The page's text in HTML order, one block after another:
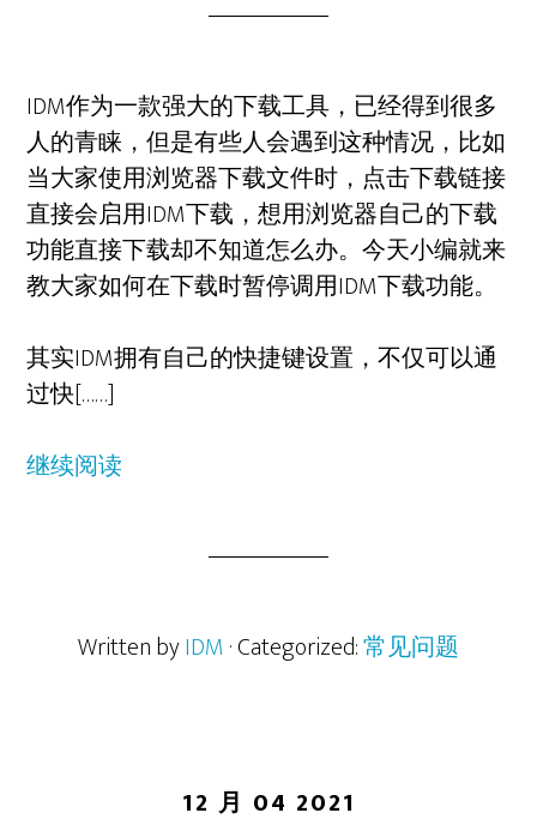
IDM作为一款强大的下载工具，已经得到很多
人的青睐，但是有些人会遇到这种情况，比如
当大家使用浏览器下载文件时，点击下载链接
直接会启用IDM下载，想用浏览器自己的下载
功能直接下载却不知道怎么办。今天小编就来
教大家如何在下载时暂停调用IDM下载功能。
其实IDM拥有自己的快捷键设置，不仅可以通
过快[……]
继续阅读
Written byIDM · Categorized:常见问题
12 月 04 2021